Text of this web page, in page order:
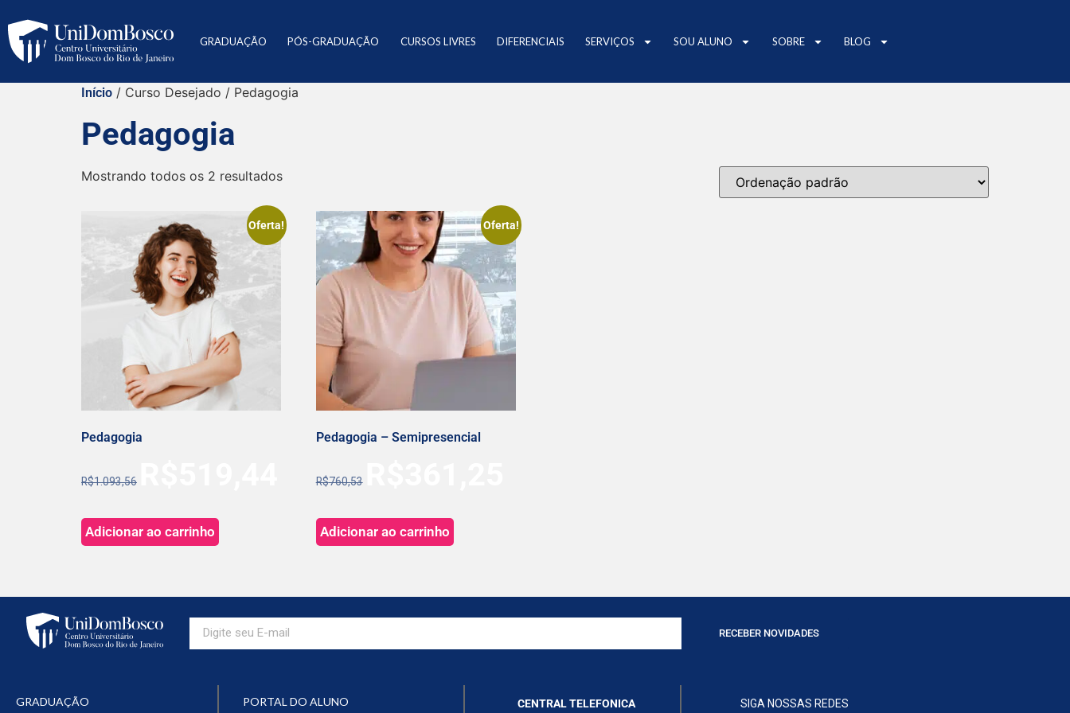
GRADUAÇÃO PÓS-GRADUAÇÃO CURSOS LIVRES DIFERENCIAIS SERVIÇOS SOU ALUNO SOBRE BLOG
Início / Curso Desejado / Pedagogia
Pedagogia
Mostrando todos os 2 resultados
Oferta!
Pedagogia
R$1.093,56
Adicionar ao carrinho
Oferta!
Pedagogia – Semipresencial
R$760,53
Adicionar ao carrinho
RECEBER NOVIDADES
GRADUAÇÃO PORTAL DO ALUNO CENTRAL TELEFONICA SIGA NOSSAS REDES